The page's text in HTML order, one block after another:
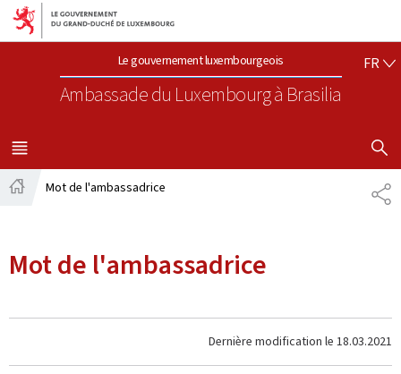
Aller au menu principal
Aller au contenu
Le gouvernement luxembourgeois
Ambassade du Luxembourgà Brasilia
FR
MENU
PRINCIPAL
Mot de l'ambassadrice
Mot de l'ambassadrice
Dernière modification le 18.03.2021